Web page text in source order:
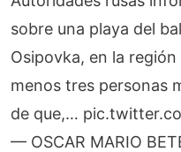
sobre una playa del
Osipovka, en la
menos tres personas
de que,…
— OSCAR MARIO